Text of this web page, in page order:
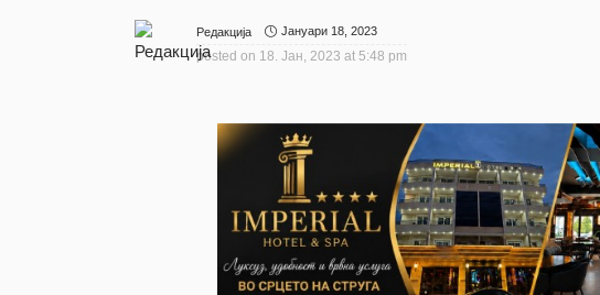
Редакција Јануари 18, 2023
posted on 18. Јан, 2023 at 5:48 pm